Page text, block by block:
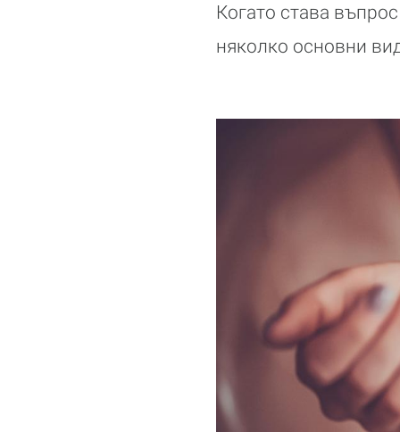
Когато става
няколко основни